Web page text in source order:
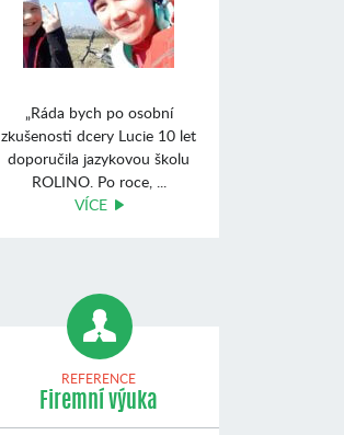
„Ráda bych po osobní
zkušenosti dcery Lucie 10 let
doporučila jazykovou školu
ROLINO. Po roce, ...
VÍCE
REFERENCE
Firemní výuka